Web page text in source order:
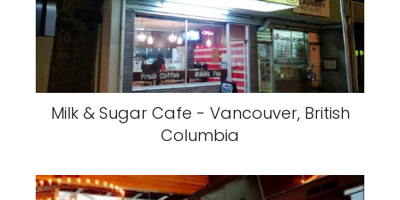
Milk & Sugar Cafe - Vancouver, British
Columbia